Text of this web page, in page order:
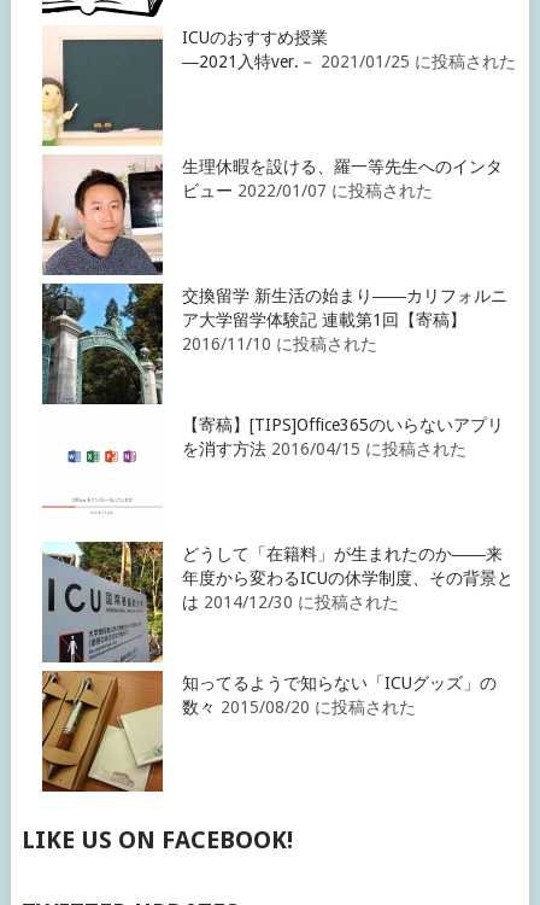
ICUのおすすめ授業
―2021入特ver.－ 2021/01/25 に投稿された
生理休暇を設ける、羅一等先生へのインタ
ビュー 2022/01/07 に投稿された
交換留学 新生活の始まり――カリフォルニ
ア大学留学体験記 連載第1回【寄稿】
2016/11/10 に投稿された
【寄稿】[TIPS]Office365のいらないアプリ
を消す方法 2016/04/15 に投稿された
どうして「在籍料」が生まれたのか――来
年度から変わるICUの休学制度、その背景と
は 2014/12/30 に投稿された
知ってるようで知らない「ICUグッズ」の
数々 2015/08/20 に投稿された
LIKE US ON FACEBOOK!